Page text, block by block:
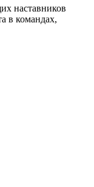
наставников
в командах,